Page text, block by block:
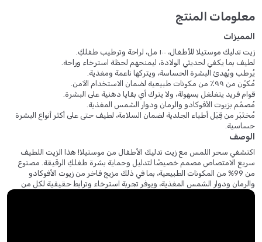
معلومات المنتج
المميزات
زيت تدليك موستيلا للأطفال، ١٠٠ مل، لراحة وترطيب طفلكِ.
لطيف بما يكفي لحديثي الولادة، ليمنحهم لحظة استرخاء وراحة.
يُرطب ويُهدئ البشرة الحساسة، ويتركها ناعمة ومغذية.
مُكوّن من ٩٩٪ من مكونات طبيعية لضمان الاستخدام الآمن.
قوام فريد يتغلغل بسهولة، ولا يترك أي بقايا دهنية على البشرة.
مُصمّم بزيوت الأفوكادو والرمان ودوار الشمس المغذية.
مُختَبَر من قِبَل أطباء الجلدية لضمان السلامة، لطيف حتى على أكثر أنواع البشرة
حساسية.
الوصف
اكتشفي سحر اللمس مع زيت تدليك الأطفال من موستيلا! هذا الزيت اللطيف
سريع الامتصاص مصمم خصيصًا لتدليل وحماية بشرة طفلكِ الرقيقة. مصنوع
من 99% من المكونات الطبيعية، بما في ذلك مزيج فاخر من زيوت الأفوكادو
والرمان ودوار الشمس المغذية، ويوفر تجربة استرخاء وترابط حقيقية لكل من
الطفل والوالدين. تركيبته غير الدهنية تترك طبقة رقيقة واقية، مما يجعله مثاليًا